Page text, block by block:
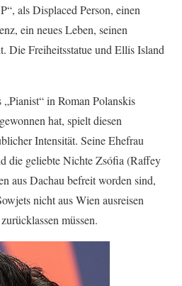
als Displaced Person, einen
ein neues Leben, seinen
Die Freiheitsstatue und Ellis Island
„Pianist“ in Roman Polanskis
hat, spielt diesen
Intensität. Seine Ehefrau
die geliebte Nichte Zsófia (Raffey
aus Dachau befreit worden sind,
nicht aus Wien ausreisen
müssen.